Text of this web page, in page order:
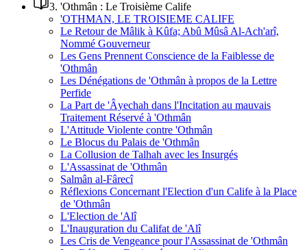
3. 'Othmân : Le Troisième Calife
'OTHMAN, LE TROISIEME CALIFE
Le Retour de Mâlik à Kûfa; Abû Mûsâ Al-Ach'arî,
Nommé Gouverneur
Les Gens Prennent Conscience de la Faiblesse de
'Othmân
Les Dénégations de 'Othmân à propos de la Lettre
Perfide
La Part de 'Âyechah dans l'Incitation au mauvais
Traitement Réservé à 'Othmân
L'Attitude Violente contre 'Othmân
Le Blocus du Palais de 'Othmân
La Collusion de Talhah avec les Insurgés
L'Assassinat de 'Othmân
Salmân al-Fârecî
Réflexions Concernant l'Election d'un Calife à la Place
de 'Othmân
L'Election de 'Alî
L'Inauguration du Califat de 'Alî
Les Cris de Vengeance pour l'Assassinat de 'Othmân